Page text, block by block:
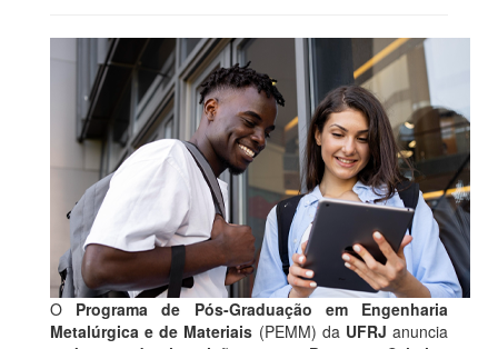
O Programa de Pós-Graduação em Engenharia
Metalúrgica e de Materiais (PEMM) da UFRJ anuncia